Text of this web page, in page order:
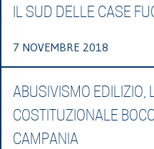
IL SUD DELLE CASE
7 NOVEMBRE 2018
ABUSIVISMO EDILIZIO,
COSTITUZIONALE
CAMPANIA